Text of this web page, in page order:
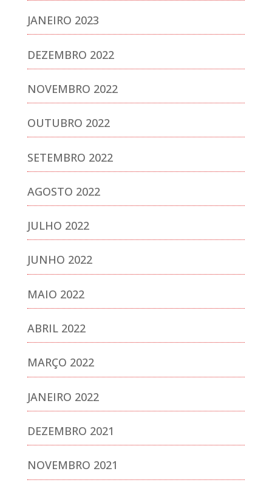
JANEIRO 2023
DEZEMBRO 2022
NOVEMBRO 2022
OUTUBRO 2022
SETEMBRO 2022
AGOSTO 2022
JULHO 2022
JUNHO 2022
MAIO 2022
ABRIL 2022
MARÇO 2022
JANEIRO 2022
DEZEMBRO 2021
NOVEMBRO 2021